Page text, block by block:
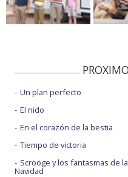
Un plan perfecto
El nido
En el corazón de la bestia
Tiempo de victoria
Scrooge y los fantasmas de la
Navidad